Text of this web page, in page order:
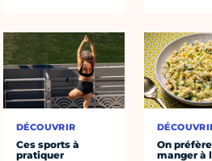
DÉCOUVRIR
Ces sports à
pratiquer
On préfère
manger à